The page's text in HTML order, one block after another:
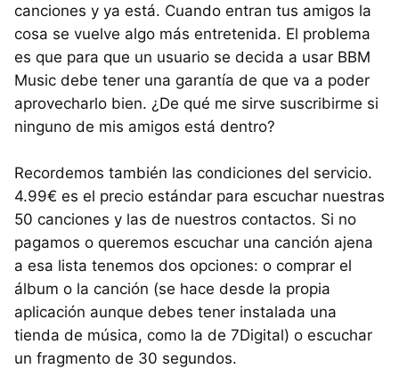
canciones y ya está. Cuando entran tus amigos la
cosa se vuelve algo más entretenida. El problema
es que para que un usuario se decida a usar BBM
Music debe tener una garantía de que va a poder
aprovecharlo bien. ¿De qué me sirve suscribirme si
ninguno de mis amigos está dentro?
Recordemos también las condiciones del servicio.
4.99€ es el precio estándar para escuchar nuestras
50 canciones y las de nuestros contactos. Si no
pagamos o queremos escuchar una canción ajena
a esa lista tenemos dos opciones: o comprar el
álbum o la canción (se hace desde la propia
aplicación aunque debes tener instalada una
tienda de música, como la de 7Digital) o escuchar
un fragmento de 30 segundos.